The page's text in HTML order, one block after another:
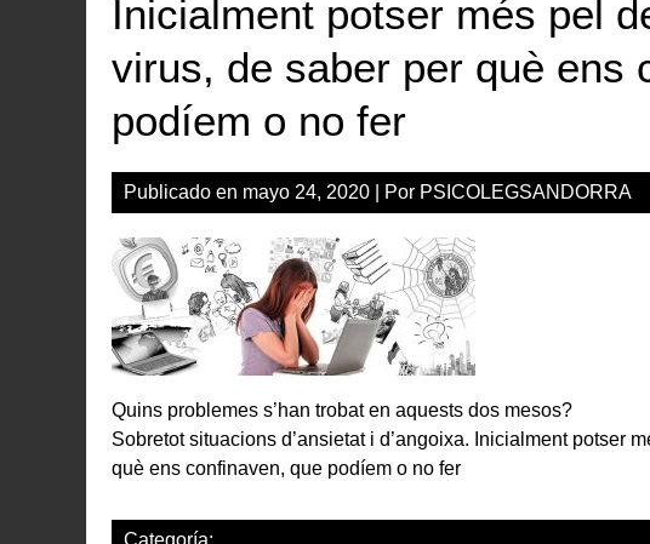
Inicialment potser més pel
virus, de saber per què ens
podíem o no fer
Publicado en mayo 24, 2020 | Por PSICOLEGSANDORRA
Quins problemes s’han trobat en aquests dos mesos?
Sobretot situacions d’ansietat i d’angoixa. Inicialment potser
què ens confinaven, que podíem o no fer
Categoría: